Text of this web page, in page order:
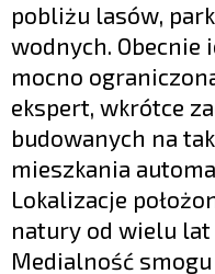
pobliżu lasów,
wodnych. Obecnie
mocno
ekspert, wkrótce
budowanych na
mieszkania
Lokalizacje
natury od wielu
Medialność